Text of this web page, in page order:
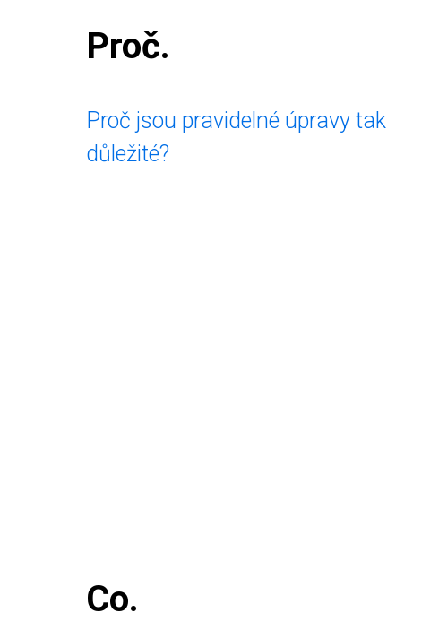
Proč.
Proč jsou pravidelné úpravy tak
důležité?
Co.